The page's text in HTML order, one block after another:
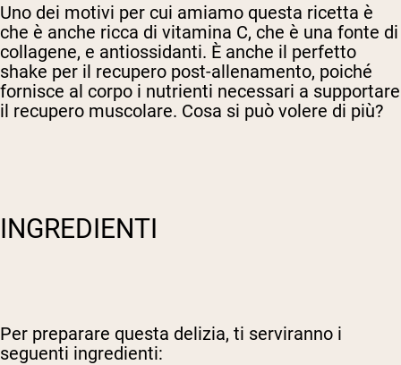
Uno dei motivi per cui amiamo questa ricetta è
che è anche ricca di vitamina C, che è una fonte di
collagene, e antiossidanti. È anche il perfetto
shake per il recupero post-allenamento, poiché
fornisce al corpo i nutrienti necessari a supportare
il recupero muscolare. Cosa si può volere di più?
INGREDIENTI
Per preparare questa delizia, ti serviranno i
seguenti ingredienti: